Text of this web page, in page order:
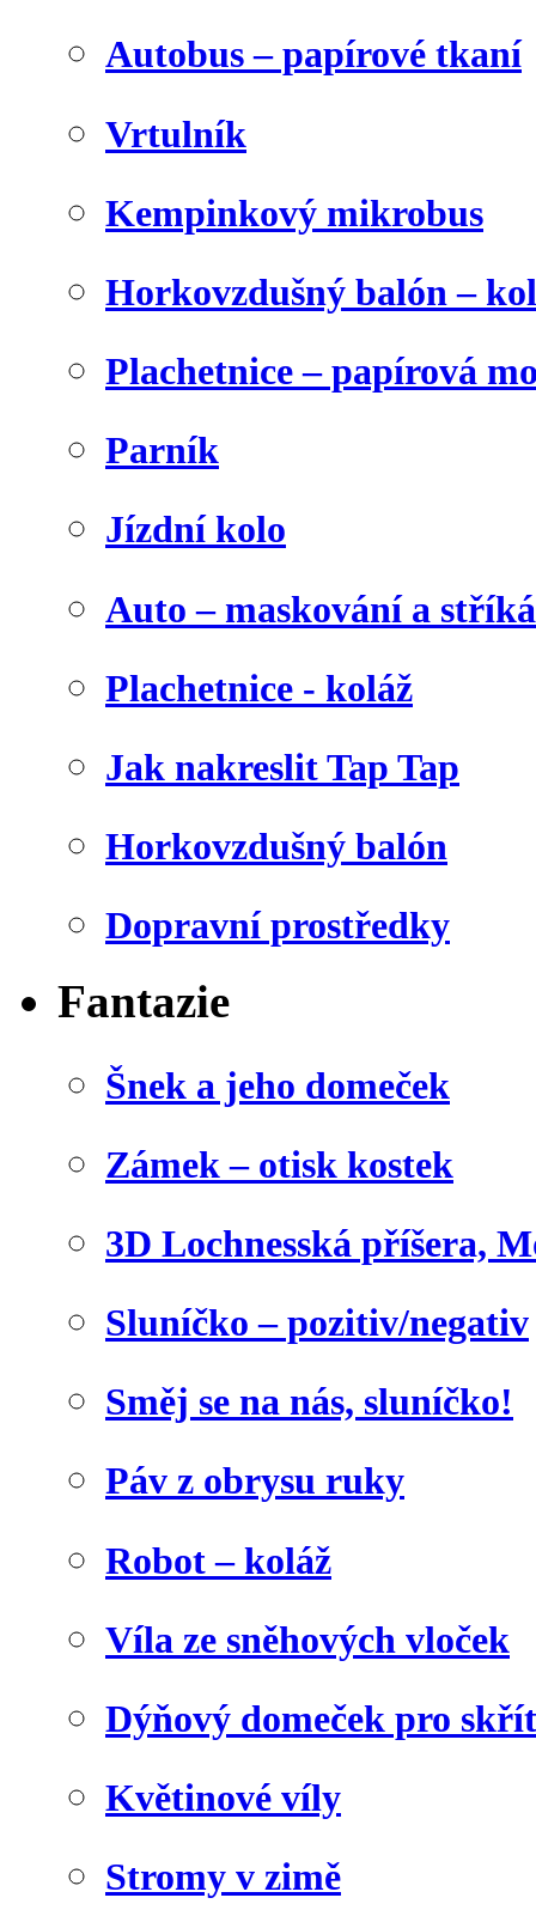
Autobus – papírové tkaní
Vrtulník
Kempinkový mikrobus
Horkovzdušný balón –
Plachetnice – papírová
Parník
Jízdní kolo
Auto – maskování a
Plachetnice - koláž
Jak nakreslit Tap Tap
Horkovzdušný balón
Dopravní prostředky
Fantazie
Šnek a jeho domeček
Zámek – otisk kostek
3D Lochnesská příšera,
Sluníčko – pozitiv/negativ
Směj se na nás, sluníčko!
Páv z obrysu ruky
Robot – koláž
Víla ze sněhových vloček
Dýňový domeček pro
Květinové víly
Stromy v zimě